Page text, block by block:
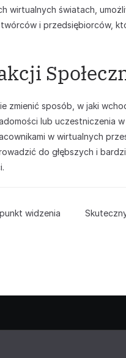
wirtualnych światach,
i przedsiębiorców,
zmienić sposób, w jaki
lub uczestniczenia
w wirtualnych
do głębszych i
widzenia